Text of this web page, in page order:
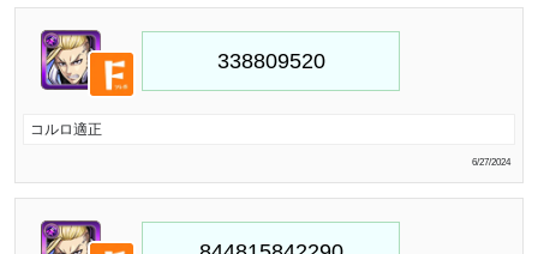
コルロ適正
6/27/2024